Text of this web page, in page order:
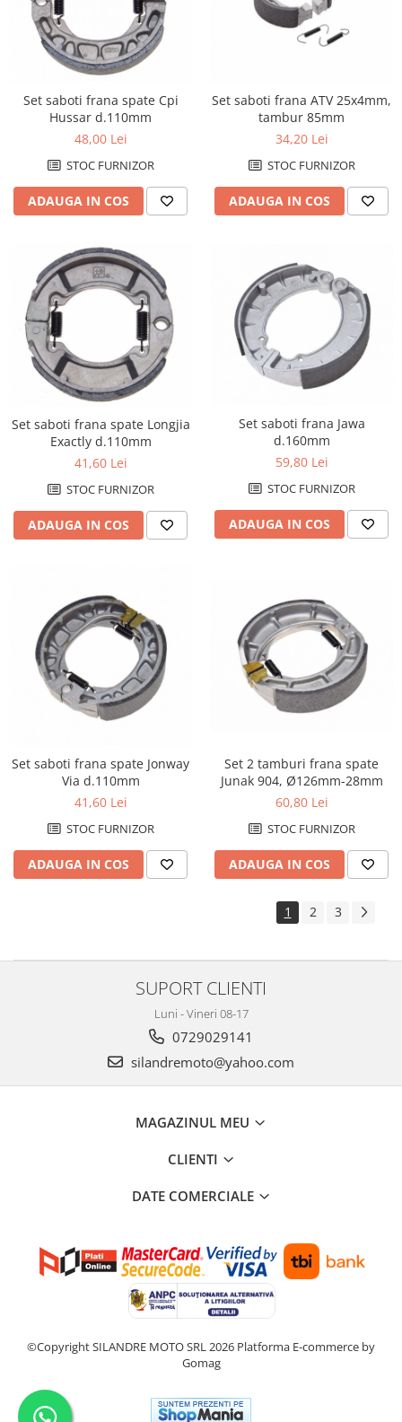
Set saboti frana spate Cpi
Hussar d.110mm
48,00 Lei
STOC FURNIZOR
ADAUGA IN COS
Set saboti frana ATV 25x4mm,
tambur 85mm
34,20 Lei
STOC FURNIZOR
ADAUGA IN COS
Set saboti frana spate Longjia
Exactly d.110mm
41,60 Lei
STOC FURNIZOR
ADAUGA IN COS
Set saboti frana Jawa
d.160mm
59,80 Lei
STOC FURNIZOR
ADAUGA IN COS
Set saboti frana spate Jonway
Via d.110mm
41,60 Lei
STOC FURNIZOR
ADAUGA IN COS
Set 2 tamburi frana spate
Junak 904, Ø126mm-28mm
60,80 Lei
STOC FURNIZOR
ADAUGA IN COS
1 2 3
SUPORT CLIENTI
Luni - Vineri 08-17
0729029141
silandremoto@yahoo.com
MAGAZINUL MEU
CLIENTI
DATE COMERCIALE
©Copyright SILANDRE MOTO SRL 2026 Platforma E-commerce by
Gomag